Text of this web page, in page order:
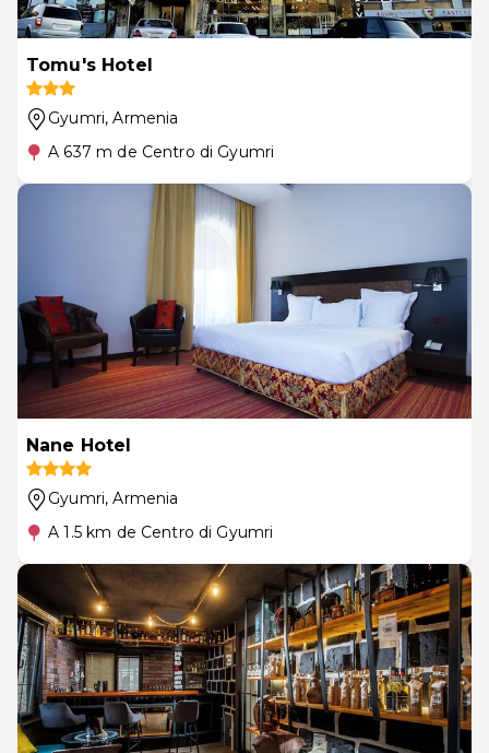
Tomu's Hotel
Gyumri, Armenia
A 637 m de Centro di Gyumri
Nane Hotel
Gyumri, Armenia
A 1.5 km de Centro di Gyumri